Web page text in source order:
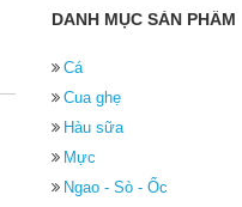
DANH MỤC SẢN PHẨM
Cá
Cua ghẹ
Hàu sữa
Mực
Ngao - Sò - Ốc